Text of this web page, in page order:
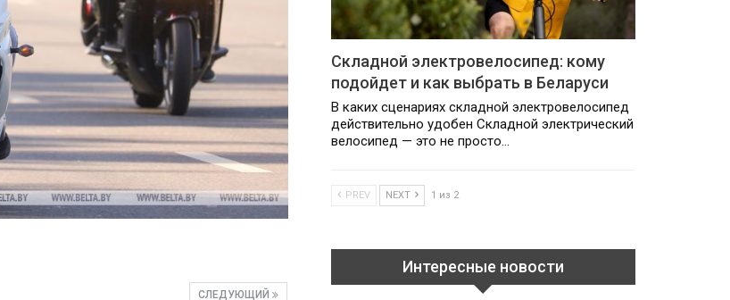
СЛЕДУЮЩИЙ
Складной электровелосипед: кому
подойдет и как выбрать в Беларуси
В каких сценариях складной электровелосипед
действительно удобен Складной электрический
велосипед — это не просто…
PREV NEXT 1 из 2
Интересные новости